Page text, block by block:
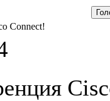
Connect!